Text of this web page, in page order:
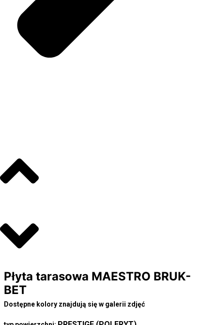
Płyta tarasowa MAESTRO BRUK-
BET
Dostępne kolory znajdują się w galerii zdjęć